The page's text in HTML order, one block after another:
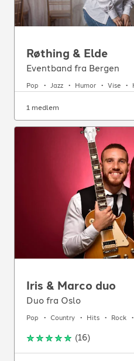
Røthing & Elde
Eventband fra Bergen
Pop Jazz Humor Vise
1 medlem
Iris & Marco duo
Duo fra Oslo
Pop Country Hits Rock
(16)